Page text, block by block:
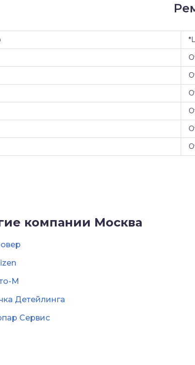
компании Москва
М
Детейлинга
Сервис